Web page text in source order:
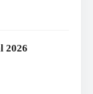
2026